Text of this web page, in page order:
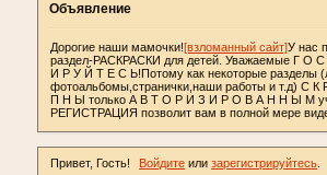
Объявление
Дорогие наши мамочки![взломанный сайт]У нас
раздел-РАСКРАСКИ для детей. Уважаемые Г О
И Р У Й Т Е С Ь!Потому как некоторые разделы
фотоальбомы,странички,наши работы и т.д) С
П Н Ы только А В Т О Р И З И Р О В А Н Н Ы М
РЕГИСТРАЦИЯ позволит вам в полной мере
Привет, Гость! Войдите илизарегистрируйтесь